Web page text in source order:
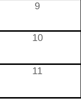
9
10
11